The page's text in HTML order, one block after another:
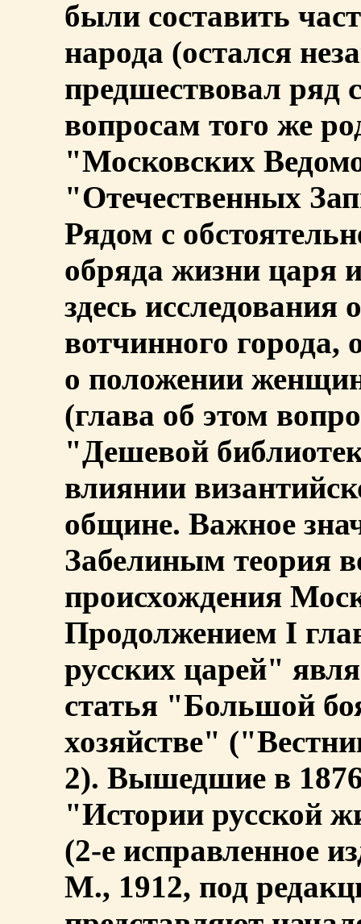
были составить
народа (остался
предшествовал ряд
вопросам того же
"Московских
"Отечественных
Рядом с
обряда жизни царя
здесь
вотчинного города,
о положении
(глава об этом
"Дешевой
влиянии
общине. Важное
Забелиным теория
происхождения
Продолжением I
русских царей"
статья "Большой
хозяйстве"
2). Вышедшие в 1876
"Истории русской
(2-е исправленное
М., 1912, под